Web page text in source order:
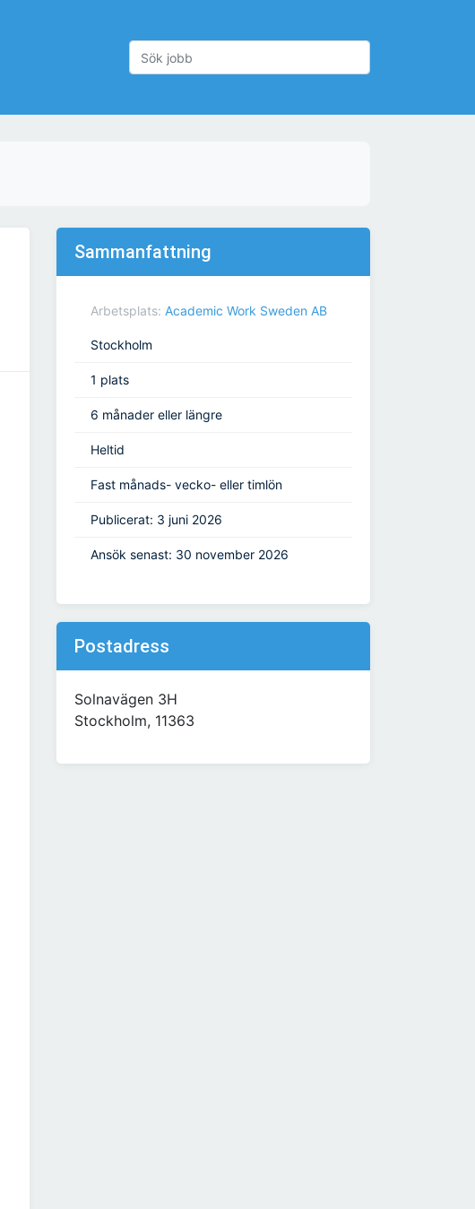
Sammanfattning
Arbetsplats: Academic Work Sweden AB
Stockholm
1 plats
6 månader eller längre
Heltid
Fast månads- vecko- eller timlön
Publicerat: 3 juni 2026
Ansök senast: 30 november 2026
Postadress
Solnavägen 3H
Stockholm, 11363